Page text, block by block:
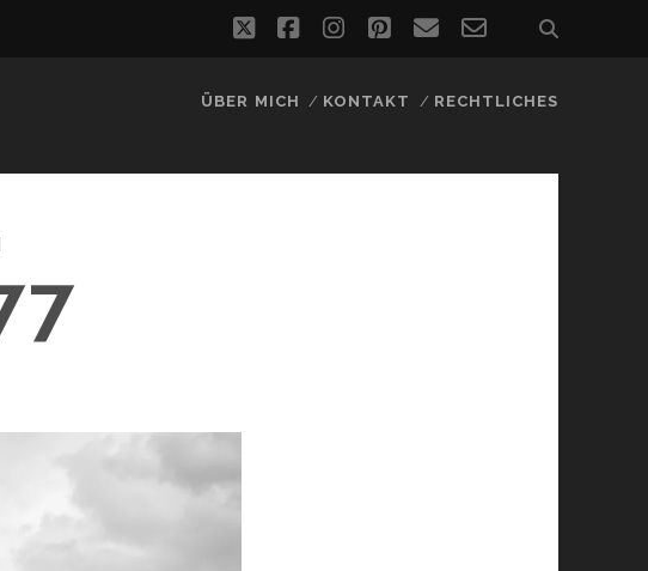
twitterfacebookinstagram
pinterest
emailemail-
ÜBER MICH KONTAKT RECHTLICHES